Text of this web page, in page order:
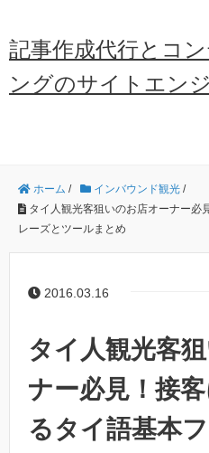
記事作成代行とコ
ングのサイトエン
ホーム / インバウンド観光 /
タイ人観光客狙いのお店オーナー必
レーズとツールまとめ
2016.03.16
タイ人観光客
ナー必見！接
るタイ語基本